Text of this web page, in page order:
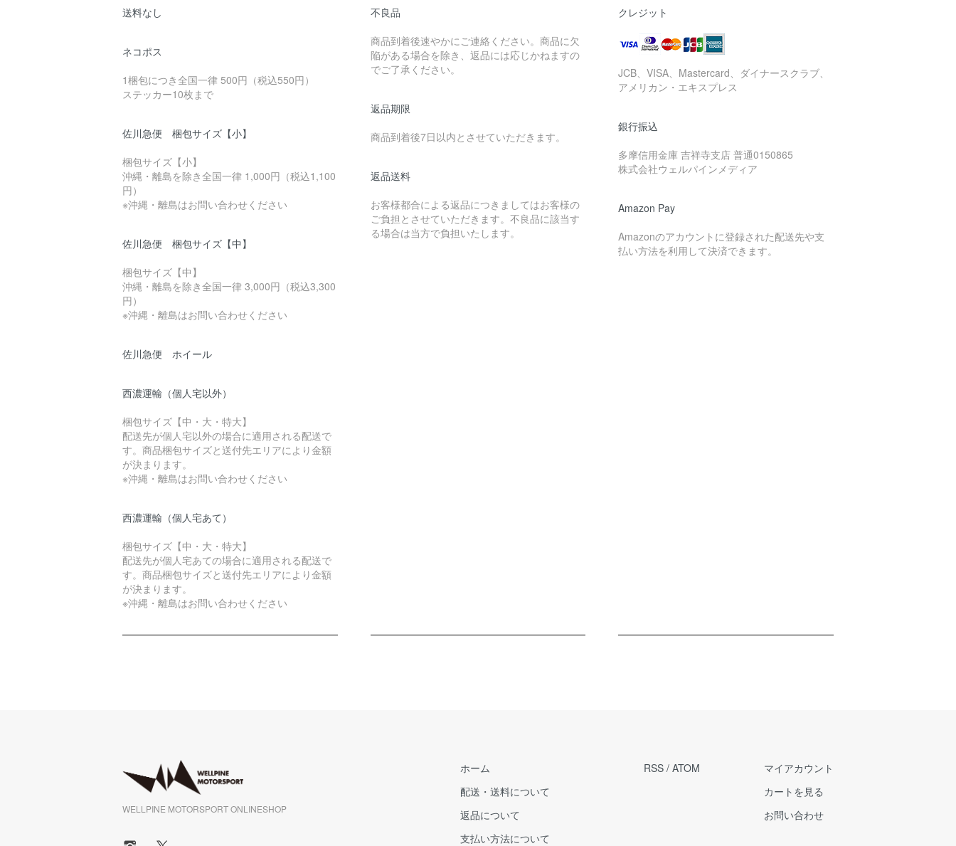
送料なし
ネコポス
1梱包につき全国一律 500円（税込550円）
ステッカー10枚まで
佐川急便 梱包サイズ【小】
梱包サイズ【小】
沖縄・離島を除き全国一律 1,000円（税込1,100
円）
※沖縄・離島はお問い合わせください
佐川急便 梱包サイズ【中】
梱包サイズ【中】
沖縄・離島を除き全国一律 3,000円（税込3,300
円）
※沖縄・離島はお問い合わせください
佐川急便 ホイール
西濃運輸（個人宅以外）
梱包サイズ【中・大・特大】
配送先が個人宅以外の場合に適用される配送で
す。商品梱包サイズと送付先エリアにより金額
が決まります。
※沖縄・離島はお問い合わせください
西濃運輸（個人宅あて）
梱包サイズ【中・大・特大】
配送先が個人宅あての場合に適用される配送で
す。商品梱包サイズと送付先エリアにより金額
が決まります。
※沖縄・離島はお問い合わせください
不良品
商品到着後速やかにご連絡ください。商品に欠
陥がある場合を除き、返品には応じかねますの
でご了承ください。
返品期限
商品到着後7日以内とさせていただきます。
返品送料
お客様都合による返品につきましてはお客様の
ご負担とさせていただきます。不良品に該当す
る場合は当方で負担いたします。
クレジット
JCB、VISA、Mastercard、ダイナースクラブ、
アメリカン・エキスプレス
銀行振込
多摩信用金庫 吉祥寺支店 普通0150865
株式会社ウェルパインメディア
Amazon Pay
Amazonのアカウントに登録された配送先や支
払い方法を利用して決済できます。
WELLPINE MOTORSPORT ONLINESHOP
ホーム
配送・送料について
返品について
支払い方法について
RSS / ATOM
マイアカウント
カートを見る
お問い合わせ